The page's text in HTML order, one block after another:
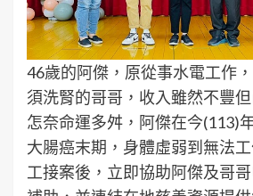
46歲的阿傑，原從事水電工作
須洗腎的哥哥，收入雖然不豐
怎奈命運多舛，阿傑在今(113)
大腸癌末期，身體虛弱到無法
工接案後，立即協助阿傑及哥